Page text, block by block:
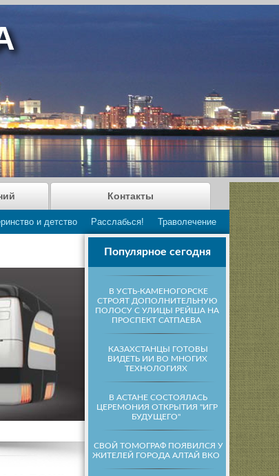
и детство Расслабься! Траволечение
Контакты
Популярное сегодня
В УСТЬ-КАМЕНОГОРСКЕ
СТРОЯТ ДОПОЛНИТЕЛЬНУЮ
ПОЛОСУ С УЛИЦЫ РЕЙША НА
ПРОСПЕКТ САТПАЕВА
КАЗАХСТАНЦЫ ГОТОВЫ
ВИДЕТЬ ИИ ВО МНОГИХ
ТЕХНОЛОГИЯХ
В АСТАНЕ СОСТОЯЛАСЬ
ЦЕРЕМОНИЯ ОТКРЫТИЯ "ИГР
БУДУЩЕГО"
СВОЙ ТОМОГРАФ ПОЯВИЛСЯ У
ЖИТЕЛЕЙ ГОРОДА АЛТАЙ ВКО